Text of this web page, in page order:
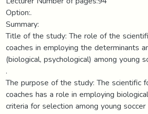
Option:.
Summary:
Title of the study: The role of the
coaches in employing the determinants
(biological, psychological) among young
.
The purpose of the study: The scientific
coaches has a role in employing
criteria for selection among young